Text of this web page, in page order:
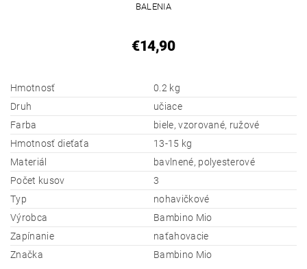
BALENIA
€14,90
Hmotnosť
0.2 kg
Druh
učiace
Farba
biele, vzorované, ružové
Hmotnosť dieťaťa
13-15 kg
Materiál
bavlnené, polyesterové
Počet kusov
3
Typ
nohavičkové
Výrobca
Bambino Mio
Zapínanie
naťahovacie
Značka
Bambino Mio